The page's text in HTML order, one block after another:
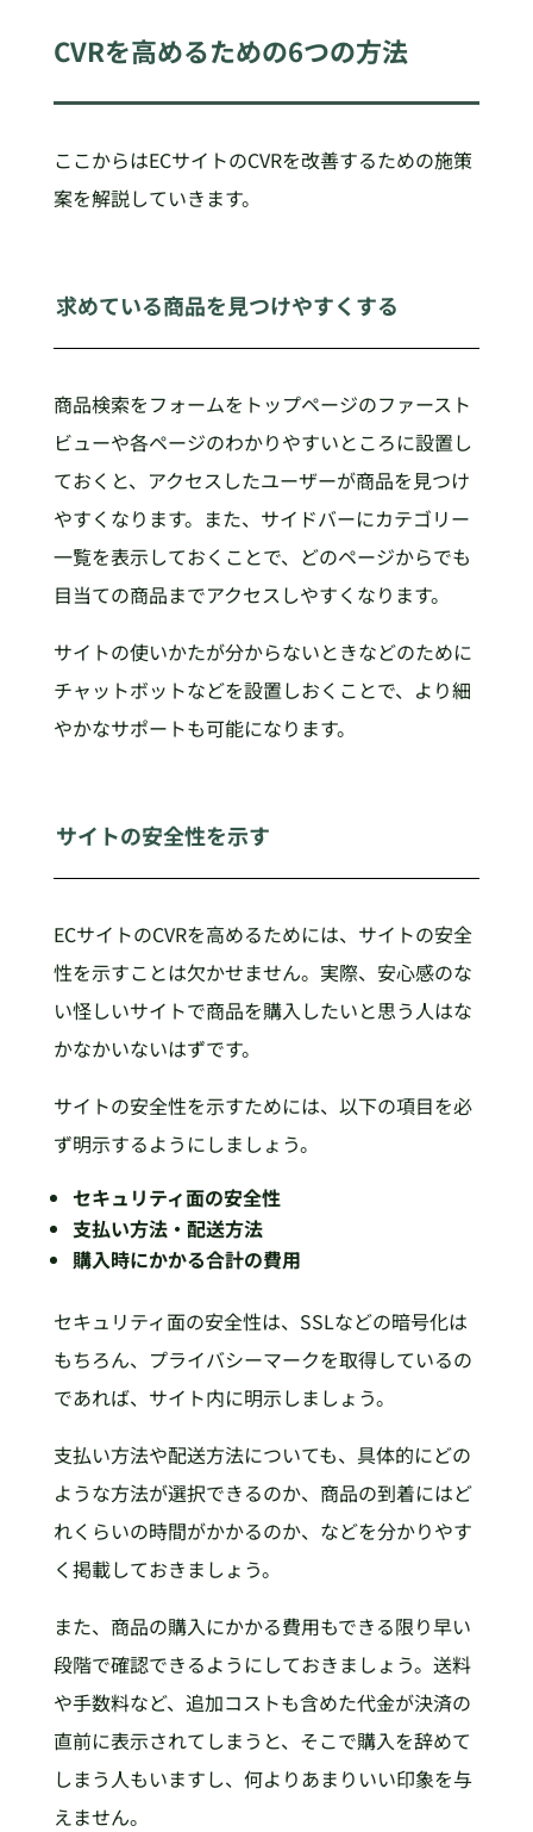
CVRを高めるための6つの方法
ここからはECサイトのCVRを改善するための施策
案を解説していきます。
求めている商品を見つけやすくする
商品検索をフォームをトップページのファースト
ビューや各ページのわかりやすいところに設置し
ておくと、アクセスしたユーザーが商品を見つけ
やすくなります。また、サイドバーにカテゴリー
一覧を表示しておくことで、どのページからでも
目当ての商品までアクセスしやすくなります。
サイトの使いかたが分からないときなどのために
チャットボットなどを設置しおくことで、より細
やかなサポートも可能になります。
サイトの安全性を示す
ECサイトのCVRを高めるためには、サイトの安全
性を示すことは欠かせません。実際、安心感のな
い怪しいサイトで商品を購入したいと思う人はな
かなかいないはずです。
サイトの安全性を示すためには、以下の項目を必
ず明示するようにしましょう。
セキュリティ面の安全性
支払い方法・配送方法
購入時にかかる合計の費用
セキュリティ面の安全性は、SSLなどの暗号化は
もちろん、プライバシーマークを取得しているの
であれば、サイト内に明示しましょう。
支払い方法や配送方法についても、具体的にどの
ような方法が選択できるのか、商品の到着にはど
れくらいの時間がかかるのか、などを分かりやす
く掲載しておきましょう。
また、商品の購入にかかる費用もできる限り早い
段階で確認できるようにしておきましょう。送料
や手数料など、追加コストも含めた代金が決済の
直前に表示されてしまうと、そこで購入を辞めて
しまう人もいますし、何よりあまりいい印象を与
えません。